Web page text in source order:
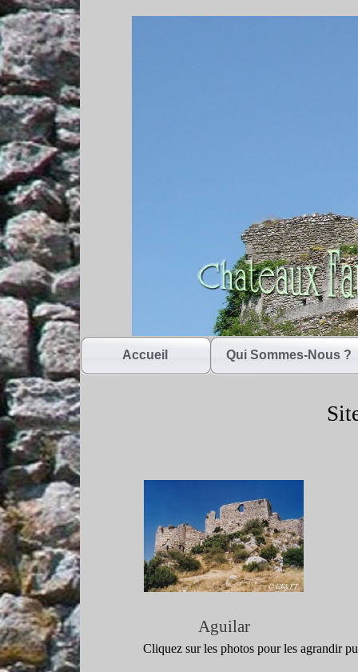
Accueil Qui Sommes-Nous ?
Cliquez sur les photos pour les
Aguilar